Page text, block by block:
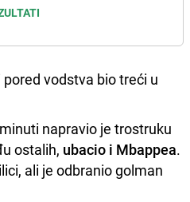
vodstva bio treći u
napravio je trostruku
ostalih, ubacio i Mbappea.
ali je odbranio golman